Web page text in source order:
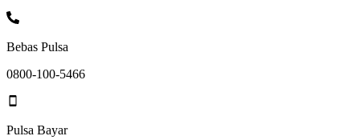
Bebas Pulsa
0800-100-5466
Pulsa Bayar